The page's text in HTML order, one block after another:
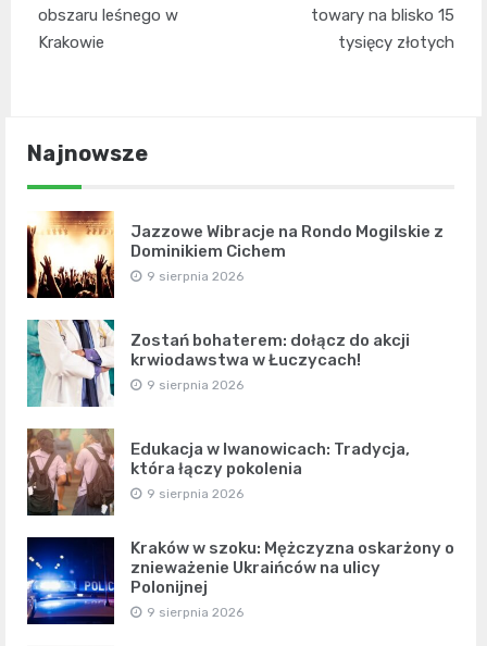
obszaru leśnego w
Krakowie
towary na blisko 15
tysięcy złotych
Najnowsze
Jazzowe Wibracje na Rondo Mogilskie z
Dominikiem Cichem
9 sierpnia 2026
Zostań bohaterem: dołącz do akcji
krwiodawstwa w Łuczycach!
9 sierpnia 2026
Edukacja w Iwanowicach: Tradycja,
która łączy pokolenia
9 sierpnia 2026
Kraków w szoku: Mężczyzna oskarżony o
znieważenie Ukraińców na ulicy
Polonijnej
9 sierpnia 2026